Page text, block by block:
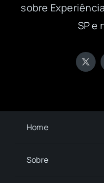
sobre
SP e
Home
Sobre